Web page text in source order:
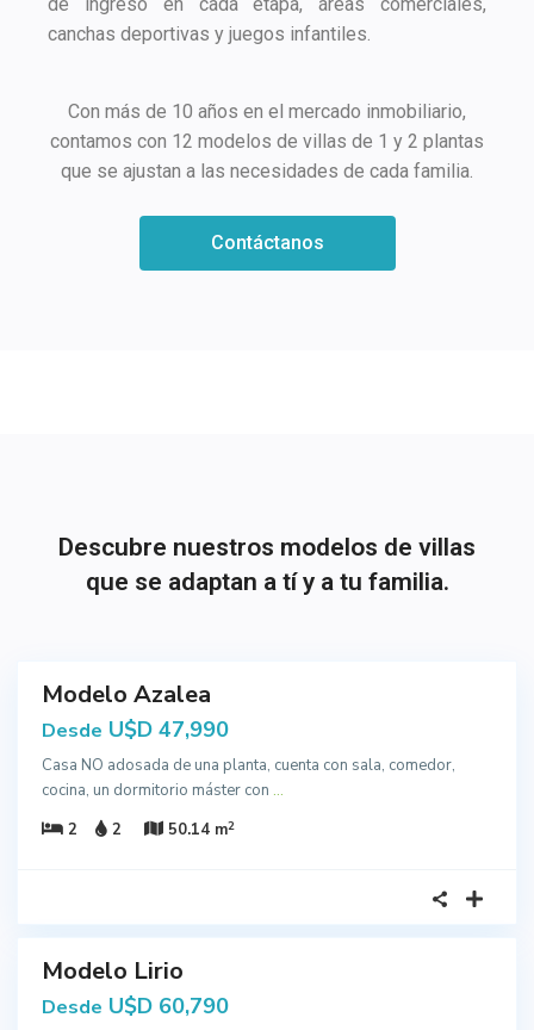
canchas deportivas y juegos infantiles.
Con más de 10 años en el mercado inmobiliario,
contamos con 12 modelos de villas de 1 y 2 plantas
que se ajustan a las necesidades de cada familia.
Contáctanos
Descubre nuestros modelos de villas
que se adaptan a tí y a tu familia.
Modelo Azalea
Desde U$D 47,990
Casa NO adosada de una planta, cuenta con sala, comedor,
cocina, un dormitorio máster con ...
2
2 50.14 m2
Modelo Lirio
Desde U$D 60,790